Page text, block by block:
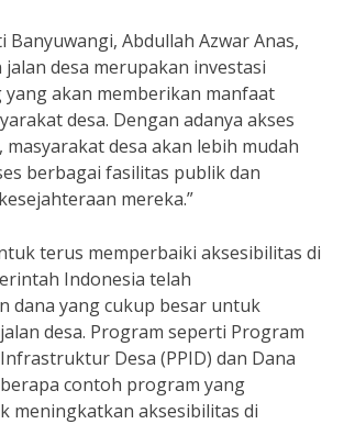
Abdullah Azwar Anas,
jalan desa merupakan investasi
akan memberikan manfaat
desa. Dengan adanya akses
desa akan lebih mudah
berbagai fasilitas publik dan
mereka.”
terus memperbaiki aksesibilitas di
Indonesia telah
dana yang cukup besar untuk
desa. Program seperti Program
Desa (PPID) dan Dana
contoh program yang
meningkatkan aksesibilitas di